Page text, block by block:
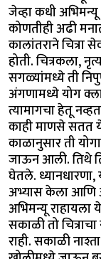
जेव्हा कधी
कोणतीही अढी
कालांतराने चित्रा
होती. चित्रकला,
सगळ्यांमध्ये ती
अंगणामध्ये योग
त्यामागचा हेतू
काही माणसे सतत
काळानुसार ती
जाऊन आली. तिथे
घेतले.
अभ्यास केला आणि
अभिमन्यू
सकाळी तो
राही. सकाळी